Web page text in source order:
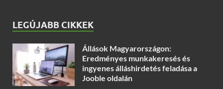
LEGÚJABB CIKKEK
Állások Magyarországon:
Eredményes munkakeresés és
ingyenes álláshirdetés feladása a
Jooble oldalán